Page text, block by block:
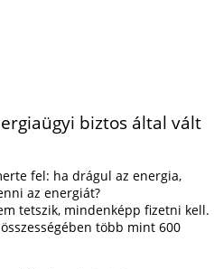
biztos által vált
fel: ha drágul az energia,
az energiát?
tetszik, mindenképp fizetni kell.
több mint 600